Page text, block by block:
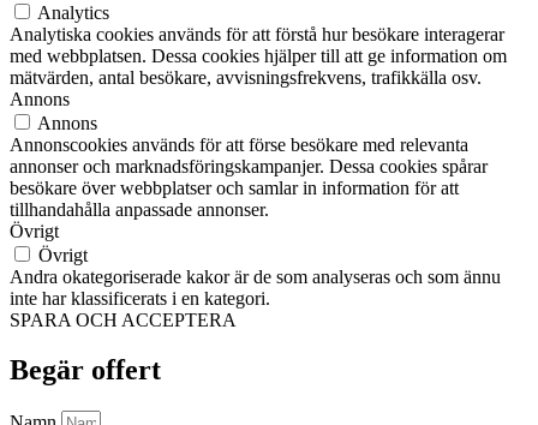
Analytics
Analytiska cookies används för att förstå hur besökare interagerar
med webbplatsen. Dessa cookies hjälper till att ge information om
mätvärden, antal besökare, avvisningsfrekvens, trafikkälla osv.
Annons
Annons
Annonscookies används för att förse besökare med relevanta
annonser och marknadsföringskampanjer. Dessa cookies spårar
besökare över webbplatser och samlar in information för att
tillhandahålla anpassade annonser.
Övrigt
Övrigt
Andra okategoriserade kakor är de som analyseras och som ännu
inte har klassificerats i en kategori.
SPARA OCH ACCEPTERA
Begär offert